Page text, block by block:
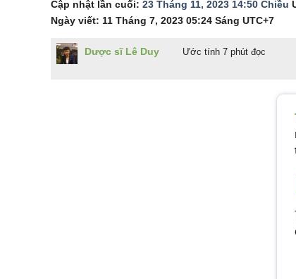
Cập nhật lần cuối: 23 Tháng 11, 2023 14:50 Chiều
Ngày viết: 11 Tháng 7, 2023 05:24 Sáng UTC+7
Dược sĩ Lê Duy Ước tính 7 phút đọc